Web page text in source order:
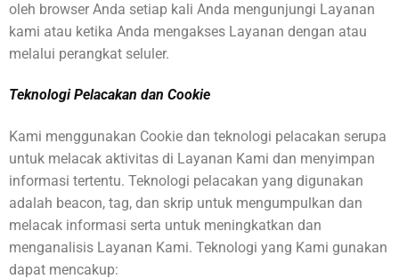
oleh browser Anda setiap kali Anda mengunjungi Layanan
kami atau ketika Anda mengakses Layanan dengan atau
melalui perangkat seluler.
Teknologi Pelacakan dan Cookie
Kami menggunakan Cookie dan teknologi pelacakan serupa
untuk melacak aktivitas di Layanan Kami dan menyimpan
informasi tertentu. Teknologi pelacakan yang digunakan
adalah beacon, tag, dan skrip untuk mengumpulkan dan
melacak informasi serta untuk meningkatkan dan
menganalisis Layanan Kami. Teknologi yang Kami gunakan
dapat mencakup: